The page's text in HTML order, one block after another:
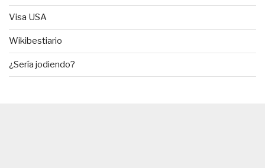
Visa USA
Wikibestiario
¿Sería jodiendo?